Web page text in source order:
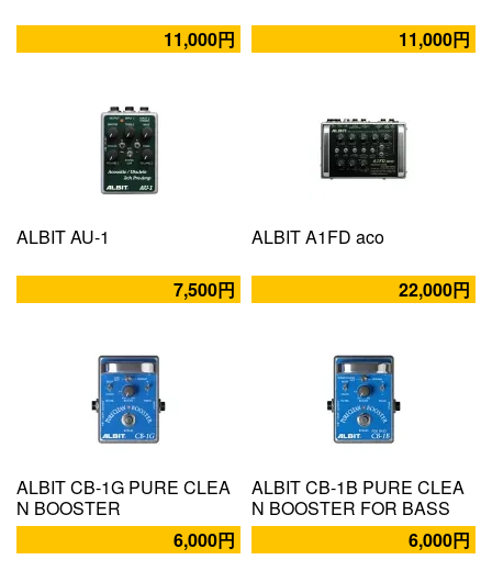
11,000円 11,000円
ALBIT AU-1
7,500円
ALBIT A1FD aco
22,000円
ALBIT CB-1G PURE CLEA
N BOOSTER
6,000円
ALBIT CB-1B PURE CLEA
N BOOSTER FOR BASS
6,000円